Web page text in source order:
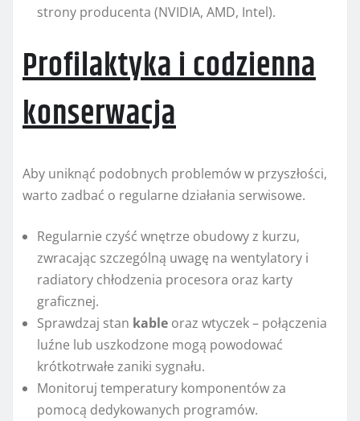
strony producenta (NVIDIA, AMD, Intel).
Profilaktyka i codzienna
konserwacja
Aby uniknąć podobnych problemów w przyszłości,
warto zadbać o regularne działania serwisowe.
Regularnie czyść wnętrze obudowy z kurzu,
zwracając szczególną uwagę na wentylatory i
radiatory chłodzenia procesora oraz karty
graficznej.
Sprawdzaj stan kable oraz wtyczek – połączenia
luźne lub uszkodzone mogą powodować
krótkotrwałe zaniki sygnału.
Monitoruj temperatury komponentów za
pomocą dedykowanych programów.